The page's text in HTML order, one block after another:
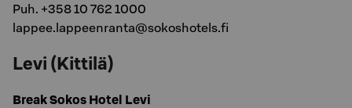
Puh. +358 10 762 1000
lappee.lappeenranta@sokoshotels.fi
Levi (Kittilä)
Break Sokos Hotel Levi